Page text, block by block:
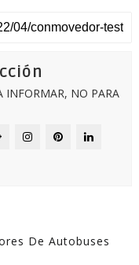
INFORMAR, NO PARA
De Autobuses